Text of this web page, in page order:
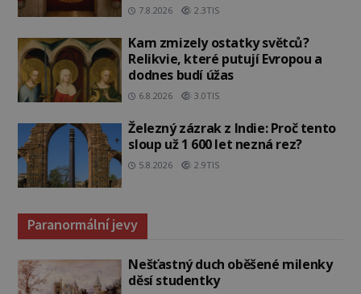
7.8.2026 2.3TIS
Kam zmizely ostatky světců?
Relikvie, které putují Evropou a
dodnes budí úžas
6.8.2026 3.0TIS
Železný zázrak z Indie: Proč tento
sloup už 1 600 let nezná rez?
5.8.2026 2.9TIS
Paranormální jevy
Nešťastný duch oběšené milenky
děsí studentky